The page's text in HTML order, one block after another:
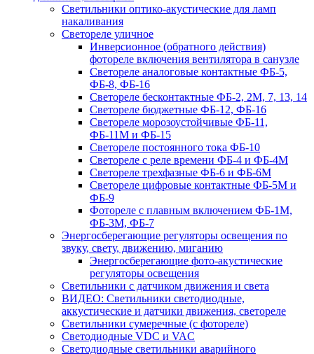
Светильники оптико-акустические для ламп
накаливания
Светореле уличное
Инверсионное (обратного действия)
фотореле включения вентилятора в санузле
Светореле аналоговые контактные ФБ-5,
ФБ-8, ФБ-16
Светореле бесконтактные ФБ-2, 2М, 7, 13, 14
Светореле бюджетные ФБ-12, ФБ-16
Светореле морозоустойчивые ФБ-11,
ФБ-11М и ФБ-15
Светореле постоянного тока ФБ-10
Светореле с реле времени ФБ-4 и ФБ-4М
Светореле трехфазные ФБ-6 и ФБ-6М
Светореле цифровые контактные ФБ-5М и
ФБ-9
Фотореле с плавным включением ФБ-1М,
ФБ-3М, ФБ-7
Энергосберегающие регуляторы освещения по
звуку, свету, движению, миганию
Энергосберегающие фото-акустические
регуляторы освещения
Светильники с датчиком движения и света
ВИДЕО: Светильники светодиодные,
аккустические и датчики движения, светореле
Светильники сумеречные (с фотореле)
Светодиодные VDC и VAC
Светодиодные светильники аварийного